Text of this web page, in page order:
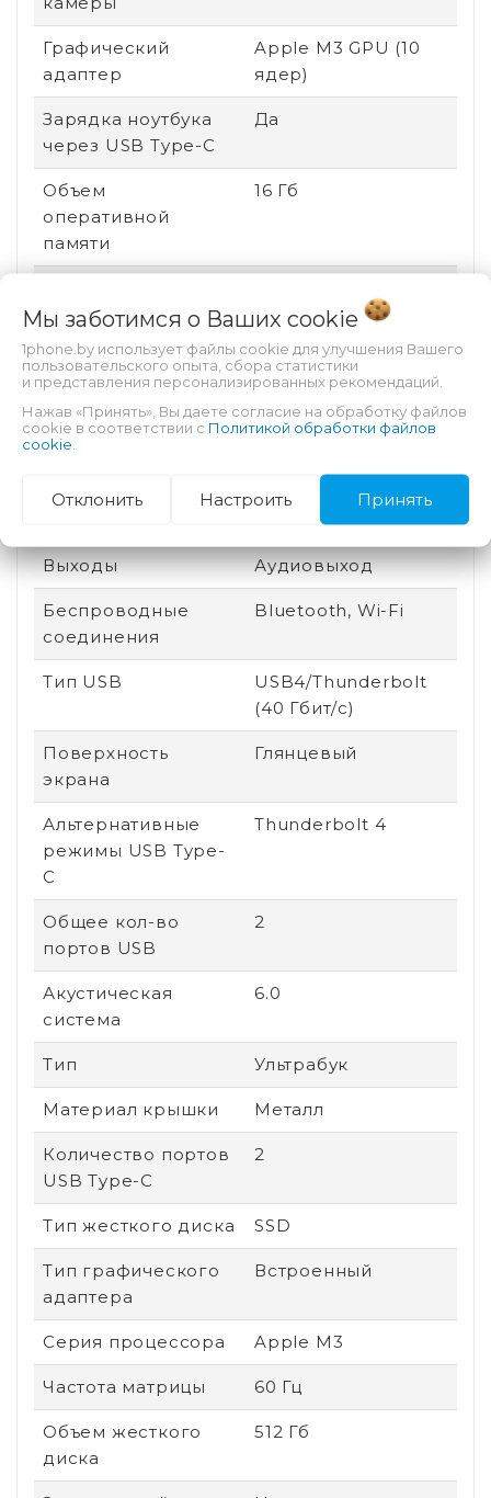
Графический
адаптер
Apple M3 GPU (10
ядер)
Зарядка ноутбука
через USB Type-C
Да
Объем
оперативной
памяти
16 Гб
Встроенный карт-
ридер
Нет
Оптический привод нет привода
Поддержка ввода
Apple MacBook Air
Выходы Аудиовыход
Беспроводные
соединения
Bluetooth, Wi-Fi
Тип USB
USB4/Thunderbolt
(40 Гбит/с)
Поверхность
экрана
Глянцевый
Альтернативные
режимы USB Type-
C
Thunderbolt 4
Общее кол-во
портов USB
2
Акустическая
система
6.0
Тип Ультрабук
Материал крышки Металл
Количество портов
USB Type-C
2
Тип жесткого диска SSD
Тип графического
адаптера
Встроенный
Серия процессора Apple M3
Частота матрицы 60 Гц
Объем жесткого
диска
512 Гб
Мы заботимся о Ваших cookie
1phone.by использует файлы cookie для улучшения Вашего
пользовательского опыта, сбора статистики
и представления персонализированных рекомендаций.
Нажав «Принять», Вы даете согласие на обработку файлов
cookie в соответствии с Политикой обработки файлов
cookie
Отклонить Настроить Принять